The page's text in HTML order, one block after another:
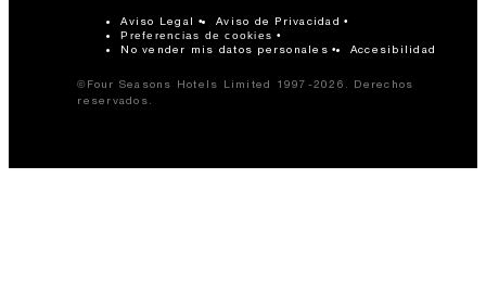
Aviso Legal Aviso de Privacidad
Preferencias de cookies
No vender mis datos personales Accesibilidad
©Four Seasons Hotels Limited 1997-2026. Derechos
reservados.